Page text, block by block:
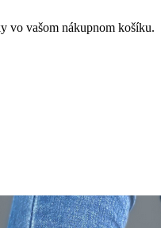
vo vašom nákupnom košíku.